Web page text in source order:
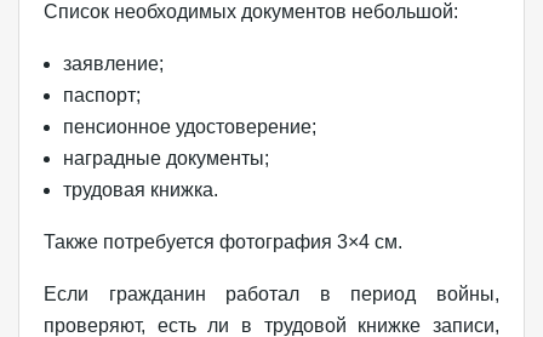
Список необходимых документов небольшой:
заявление;
паспорт;
пенсионное удостоверение;
наградные документы;
трудовая книжка.
Также потребуется фотография 3×4 см.
Если гражданин работал в период войны,
проверяют, есть ли в трудовой книжке записи,